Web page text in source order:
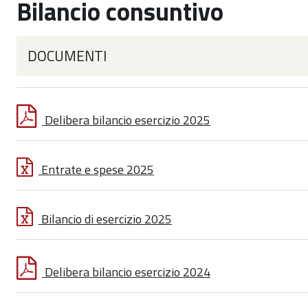
Bilancio consuntivo
DOCUMENTI
Delibera bilancio esercizio 2025
Entrate e spese 2025
Bilancio di esercizio 2025
Delibera bilancio esercizio 2024